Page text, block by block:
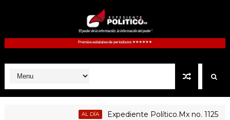
Expediente Político.Mx no. 1125